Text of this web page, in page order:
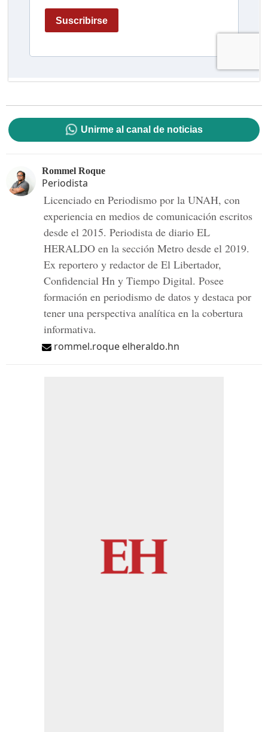
Unirme al canal de noticias
Rommel Roque
Periodista
Licenciado en Periodismo por la UNAH, con
experiencia en medios de comunicación escritos
desde el 2015. Periodista de diario EL
HERALDO en la sección Metro desde el 2019.
Ex reportero y redactor de El Libertador,
Confidencial Hn y Tiempo Digital. Posee
formación en periodismo de datos y destaca por
tener una perspectiva analítica en la cobertura
informativa.
rommel.roque elheraldo.hn